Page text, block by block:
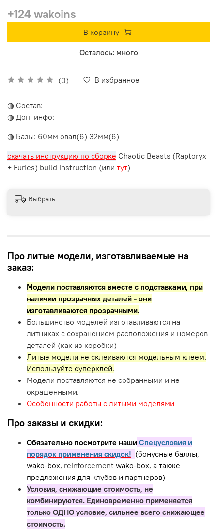
(0) В избранное
+124 wakoins
В корзину
Осталось: много
◍ Состав:
◍ Доп. инфо:
◍ Базы: 60мм овал(6) 32мм(6)
скачать инструкцию по сборке Chaotic Beasts (Raptoryx
+ Furies) build instruction (или тут)
Выбрать
Про литые модели, изготавливаемые на
заказ:
Модели поставляются вместе с подставками, при
наличии прозрачных деталей - они
изготавливаются прозрачными.
Большинство моделей изготавливаются на
литниках с сохранением расположения и номеров
деталей (как из коробки)
Литые модели не склеиваются модельным клеем.
Используйте суперклей.
Модели поставляются не собранными и не
окрашенными.
Особенности работы с литыми моделями
Про заказы и скидки:
Обязательно посмотрите наши Спецусловия и
порядок применения скидок! (бонусные баллы,
wako-box, reinforcement wako-box, а также
предложения для клубов и партнеров)
Условия, снижающие стоимость, не
комбинируются. Единовременно применяется
только ОДНО условие, сильнее всего снижающее
стоимость.